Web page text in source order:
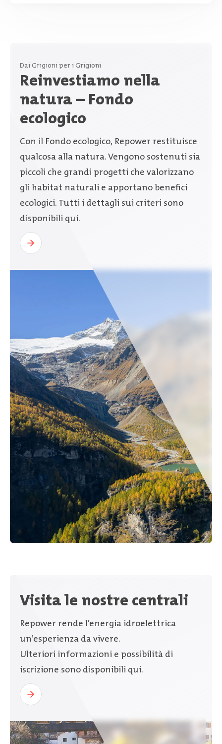
Dai Grigioni per i Grigioni
Reinvestiamo nella
natura – Fondo
ecologico
​Con il Fondo ecologico, Repower restituisce
qualcosa alla natura. Vengono sostenuti sia
piccoli che grandi progetti che valorizzano
gli habitat naturali e apportano benefici
ecologici. Tutti i dettagli sui criteri sono
disponibili qui.​
Visita le nostre centrali
Repower rende l’energia idroelettrica
un’esperienza da vivere.
Ulteriori informazioni e possibilità di
iscrizione sono disponibili qui.